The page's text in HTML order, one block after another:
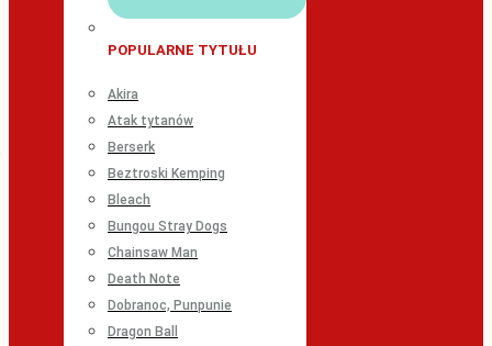
POPULARNE TYTUŁU
Akira
Atak tytanów
Berserk
Beztroski Kemping
Bleach
Bungou Stray Dogs
Chainsaw Man
Death Note
Dobranoc, Punpunie
Dragon Ball